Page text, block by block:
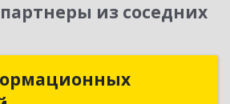
из соседних
информационных